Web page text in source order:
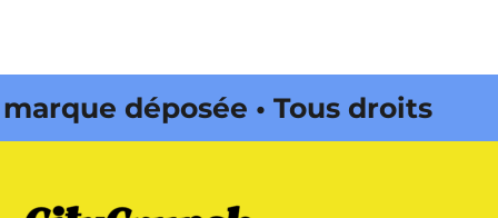
déposée • Tous droits